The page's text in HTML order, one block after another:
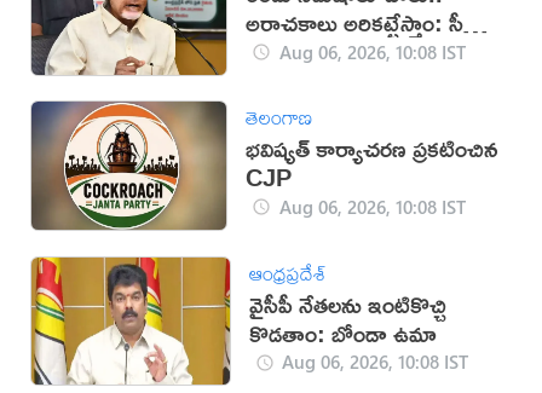
అరాచకాలు అరికట్టేస్తాం: సీఎం
చంద్రబాబు
Aug 06, 2026, 10:08 IST
తెలంగాణ
భవిష్యత్ కార్యాచరణ ప్రకటించిన
CJP
Aug 06, 2026, 10:08 IST
ఆంధ్రప్రదేశ్
వైసీపీ నేతలను ఇంటికొచ్చి
కొడతాం: బోండా ఉమా
Aug 06, 2026, 10:08 IST